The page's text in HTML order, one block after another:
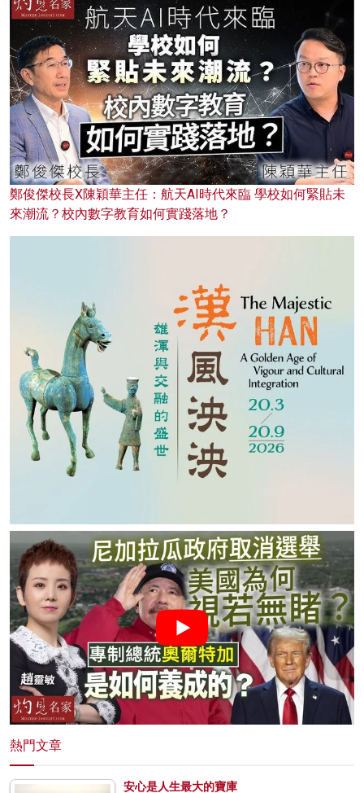
鄭俊傑校長X陳穎華主任：航天AI時代來臨 學校如何緊貼未
來潮流？校內數字教育如何實踐落地？
熱門文章
安心是人生最大的寶庫